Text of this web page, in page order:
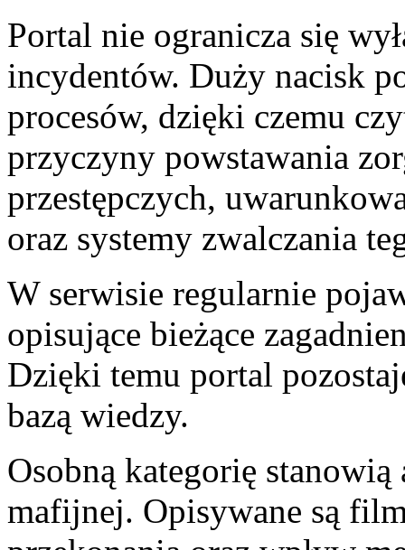
Portal nie ogranicza się
incydentów. Duży nacisk
procesów, dzięki czemu
przyczyny powstawania
przestępczych,
oraz systemy zwalczania
W serwisie regularnie
opisujące bieżące
Dzięki temu portal
bazą wiedzy.
Osobną kategorię
mafijnej. Opisywane są